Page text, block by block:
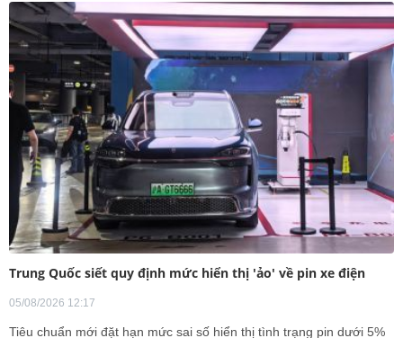
Trung Quốc siết quy định mức hiển thị 'ảo' về pin xe điện
05/08/2026 12:17
Tiêu chuẩn mới đặt hạn mức sai số hiển thị tình trạng pin dưới 5%